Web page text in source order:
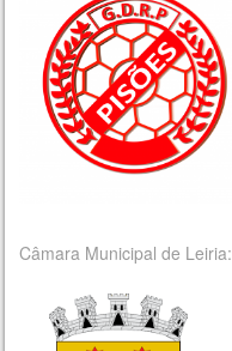
Câmara Municipal de Leiria: